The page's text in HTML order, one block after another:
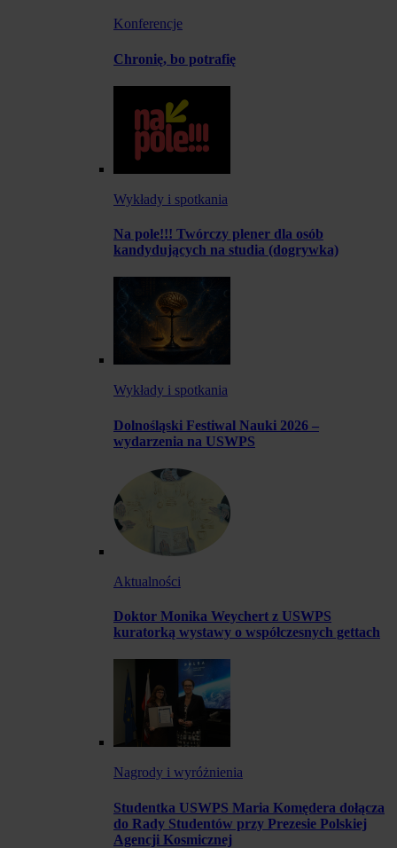
Konferencje
Chronię, bo potrafię
Wykłady i spotkania
Na pole!!! Twórczy plener dla osób
kandydujących na studia (dogrywka)
Wykłady i spotkania
Dolnośląski Festiwal Nauki 2026 –
wydarzenia na USWPS
Aktualności
Doktor Monika Weychert z USWPS
kuratorką wystawy o współczesnych gettach
Nagrody i wyróżnienia
Studentka USWPS Maria Komędera dołącza
do Rady Studentów przy Prezesie Polskiej
Agencji Kosmicznej